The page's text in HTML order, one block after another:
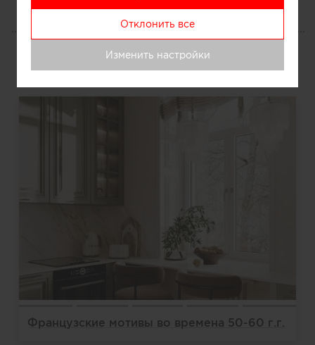
ПОРТФОЛИО
Все
Французские мотивы во времена 50-60 г.г.
Отклонить все
Изменить настройки